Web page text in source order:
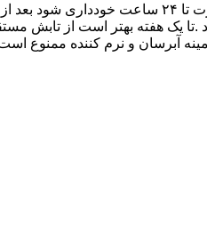
بعد از استفاده اسکارلت ضدآفتاب بدون رنگ بلافاصله شروع می شود این کار را باید روزی ۳ بار با
.تا یک هفته بهتر است از تابش
آبرسان و نرم کننده ممنوع